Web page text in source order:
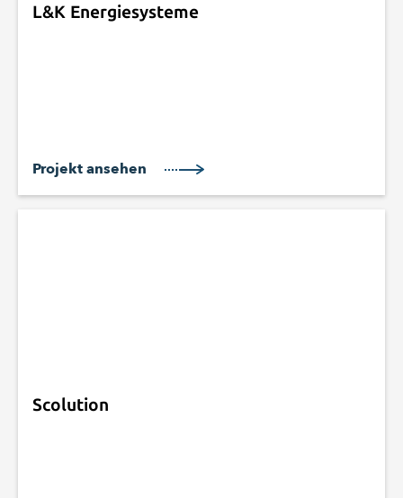
L&K Energiesysteme
Projekt ansehen
Scolution